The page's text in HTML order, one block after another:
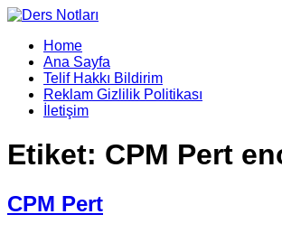
Home
Ana Sayfa
Telif Hakkı Bildirim
Reklam Gizlilik Politikası
İletişim
Etiket: CPM Pert
CPM Pert